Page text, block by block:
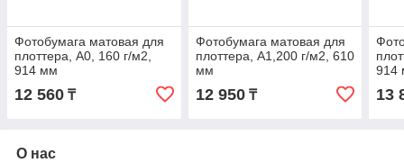
Фотобумага матовая для
плоттера, A0, 160 г/м2,
914 мм
12 560 ₸
Фотобумага матовая для
плоттера, A1,200 г/м2, 610
мм
12 950₸
914
13
О нас